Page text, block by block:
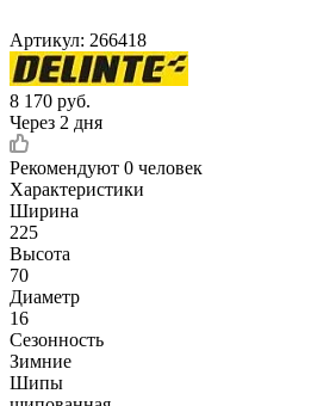
Артикул: 266418
8 170 руб.
Через 2 дня
Рекомендуют 0 человек
Характеристики
Ширина
225
Высота
70
Диаметр
16
Сезонность
Зимние
Шипы